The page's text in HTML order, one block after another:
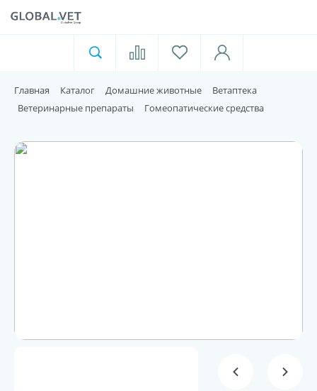
Для пищевой индустрии
Домашние животные
Главная Каталог Домашние животные
Ветаптека
Ветеринарные препараты
Гомеопатические средства